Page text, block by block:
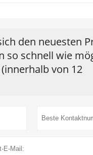
den neuesten
so schnell wie
von 12